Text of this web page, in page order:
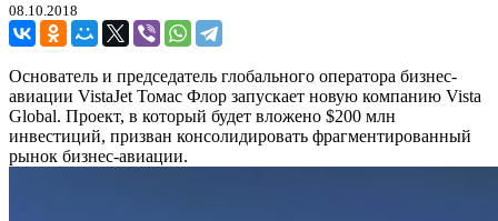
08.10.2018
Основатель и председатель глобального оператора бизнес-
авиации VistaJet Томас Флор запускает новую компанию Vista
Global. Проект, в который будет вложено $200 млн
инвестиций, призван консолидировать фрагментированный
рынок бизнес-авиации.